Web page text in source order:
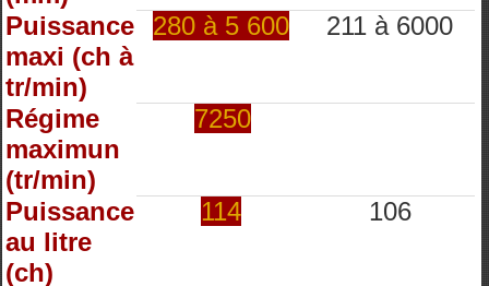
Puissance
maxi (ch à
tr/min)
280 à 5 600 211 à 6000
Régime
maximun
(tr/min)
7250
Puissance
au litre
(ch)
114 106